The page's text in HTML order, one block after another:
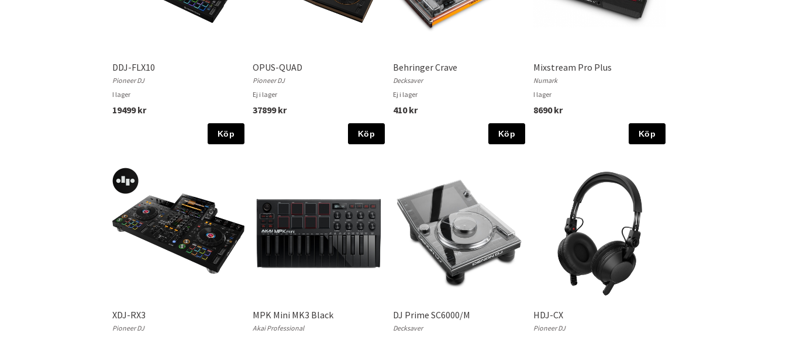
DDJ-FLX10
Pioneer DJ
I lager
19499 kr
Köp
OPUS-QUAD
Pioneer DJ
Ej i lager
37899 kr
Köp
Behringer Crave
Decksaver
Ej i lager
410 kr
Köp
Mixstream Pro Plus
Numark
I lager
8690 kr
Köp
XDJ-RX3
Pioneer DJ
MPK Mini MK3 Black
Akai Professional
DJ Prime SC6000/M
Decksaver
HDJ-CX
Pioneer DJ